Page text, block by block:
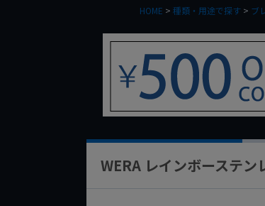
HOME 種類・用途で探す ブ
WERA レインボーステ